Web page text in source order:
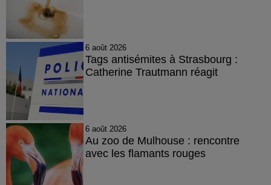
6 août 2026
Tags antisémites à Strasbourg :
Catherine Trautmann réagit
6 août 2026
Au zoo de Mulhouse : rencontre
avec les flamants rouges